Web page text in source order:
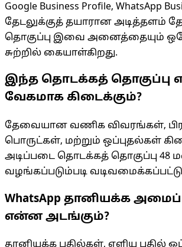
Google Business Profile, WhatsApp
தேடலுக்குத் தயாரான அடித்தளம்
தொகுப்பு இவை அனைத்தையும்
சுற்றில் கையாள்கிறது.
இந்த தொடக்கத் தொகுப்பு
வேகமாக கிடைக்கும்?
தேவையான வணிக விவரங்கள்,
பொருட்கள், மற்றும் ஒப்புதல்கள்
அடிப்படை தொடக்கத் தொகுப்பு 48
வழங்கப்படும்படி
WhatsApp தானியக்க
என்ன அடங்கும்?